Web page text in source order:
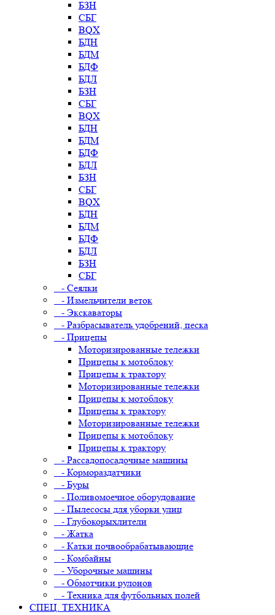
БЗН
СБГ
BQX
БДН
БДМ
БДФ
БДЛ
БЗН
СБГ
BQX
БДН
БДМ
БДФ
БДЛ
БЗН
СБГ
BQX
БДН
БДМ
БДФ
БДЛ
БЗН
СБГ
- Сеялки
- Измельчители веток
- Экскаваторы
- Разбрасыватель удобрений, песка
- Прицепы
Моторизированные тележки
Прицепы к мотоблоку
Прицепы к трактору
Моторизированные тележки
Прицепы к мотоблоку
Прицепы к трактору
Моторизированные тележки
Прицепы к мотоблоку
Прицепы к трактору
- Рассадопосадочные машины
- Кормораздатчики
- Буры
- Поливомоечное оборудование
- Пылесосы для уборки улиц
- Глубокорыхлители
- Жатка
- Катки почвообрабатывающие
- Комбайны
- Уборочные машины
- Обмотчики рулонов
- Техника для футбольных полей
СПЕЦ. ТЕХНИКА